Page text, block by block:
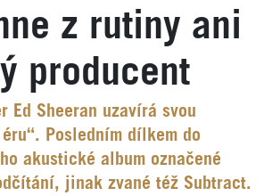
z rutiny ani
producent
Ed Sheeran uzavírá svou
Posledním dílkem do
akustické album označené
jinak zvané též Subtract.